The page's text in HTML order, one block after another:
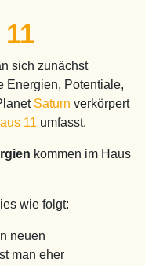
sich zunächst
Energien, Potentiale,
Saturn verkörpert
11 umfasst.
kommen im Haus
wie folgt:
neuen
man eher